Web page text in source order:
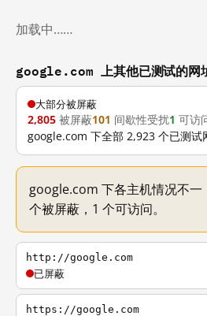
加载中……
google.com 上其他已测试的网
大部分被屏蔽
2,805 被屏蔽101 间歇性受扰1 可访
google.com 下全部 2,923 个已测
google.com 下各主机情况不一
个被屏蔽，1 个可访问。
http://google.com
已屏蔽
https://google.com